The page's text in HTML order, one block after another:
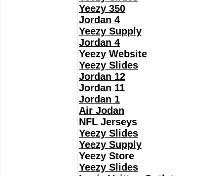
Yeezy 350
Jordan 4
Yeezy Supply
Jordan 4
Yeezy Website
Yeezy Slides
Jordan 12
Jordan 11
Jordan 1
Air Jodan
NFL Jerseys
Yeezy Slides
Yeezy Supply
Yeezy Store
Yeezy Slides